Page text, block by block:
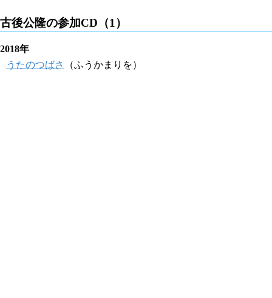
古後公隆の参加CD（1）
2018年
うたのつばさ
（ふうかまりを）